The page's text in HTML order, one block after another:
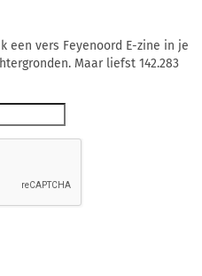
een vers Feyenoord E-zine in je
Maar liefst 142.283